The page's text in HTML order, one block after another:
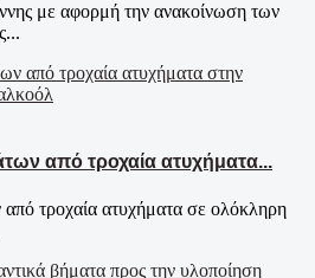
με αφορμή την ανακοίνωση των
από τροχαία ατυχήματα...
τροχαία ατυχήματα σε ολόκληρη